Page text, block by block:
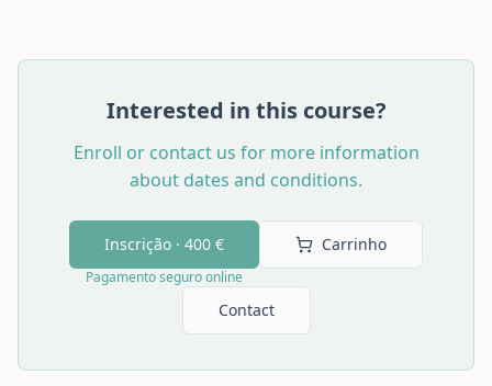
Interested in this course?
Enroll or contact us for more information
about dates and conditions.
Inscrição · 400 €
Pagamento seguro online
Carrinho
Contact